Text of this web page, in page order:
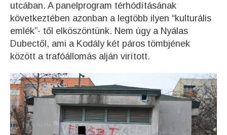
utcában. A panelprogram térhódításának
következtében azonban a legtöbb ilyen “kulturális
emlék”- től elköszöntünk. Nem úgy a Nyálas
Dubectől, ami a Kodály két páros tömbjének
között a trafóállomás alján virított.